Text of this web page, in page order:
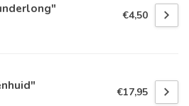
€4,50
€17,95